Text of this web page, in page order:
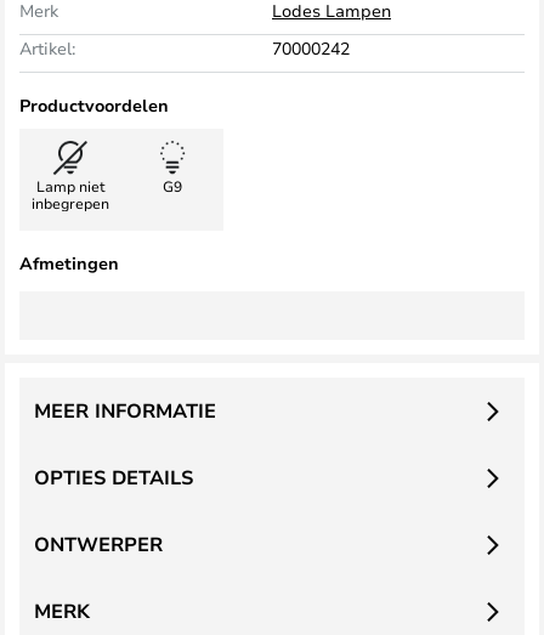
Merk
Lodes Lampen
Artikel:
70000242
Productvoordelen
Lamp niet
inbegrepen
G9
Afmetingen
OPTIES DETAILS
MEER INFORMATIE
ONTWERPER
MERK